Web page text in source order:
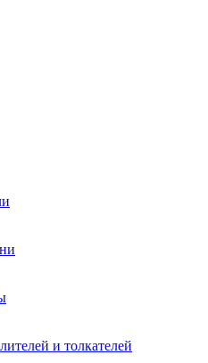
и толкателей